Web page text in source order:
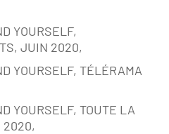
YOURSELF,
JUIN 2020,
YOURSELF, TÉLÉRAMA
YOURSELF, TOUTE LA
2020,